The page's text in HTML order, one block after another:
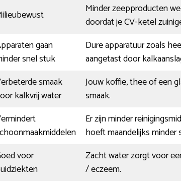
Minder zeepproducten
doordat je CV-ketel
gaan
snel stuk
Dure apparatuur zoals
aangetast door
smaak
kalkvrij water
Jouw koffie, thee of een
smaak.
Er zijn minder
hoeft maandelijks
voor
Zacht water zorgt voor
/ eczeem.